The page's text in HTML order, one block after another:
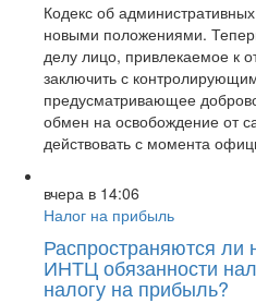
Кодекс об
новыми положениями.
делу лицо, привлекаемое к
заключить с
предусматривающее
обмен на освобождение от
действовать с момента
вчера в 14:06
Налог на прибыль
Распространяются ли
ИНТЦ обязанности
налогу на прибыль?